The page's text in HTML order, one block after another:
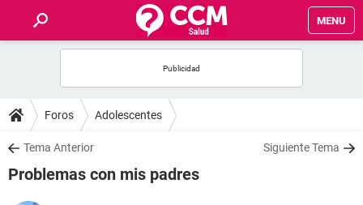
MENU
FOROS
SALUD
Foros Adolescentes
Tema Anterior Siguiente Tema
Problemas con mis padres